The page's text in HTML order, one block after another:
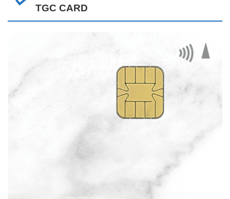
TGC CARD